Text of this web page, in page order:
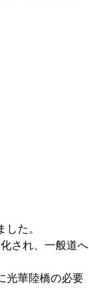
た。
され、一般道へ
光華陸橋の必要